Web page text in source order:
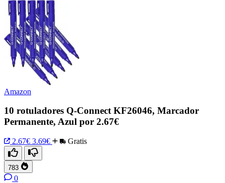
Amazon
10 rotuladores Q-Connect KF26046, Marcador
Permanente, Azul por 2.67€
2.67€ 3.69€ Gratis
783
0